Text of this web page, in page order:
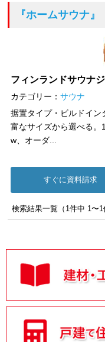
『ホームサウナ』
フィンランドサウナ
カテゴリー：サウナ
据置タイプ・ビルドイ
富なサイズから選べる
w、オーダ...
すぐに資料請求
検索結果一覧（1件中 1〜1